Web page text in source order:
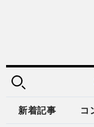
新着記事 コ